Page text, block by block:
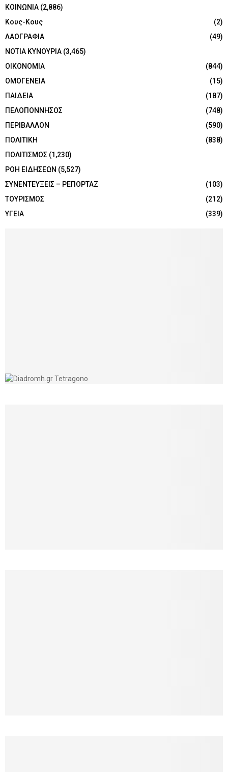
ΚΟΙΝΩΝΙΑ (2,886)
Κους-Κους
(2)
ΛΑΟΓΡΑΦΙΑ
(49)
ΝΟΤΙΑ ΚΥΝΟΥΡΙΑ (3,465)
ΟΙΚΟΝΟΜΙΑ
(844)
ΟΜΟΓΕΝΕΙΑ
(15)
ΠΑΙΔΕΙΑ
(187)
ΠΕΛΟΠΟΝΝΗΣΟΣ
(748)
ΠΕΡΙΒΑΛΛΟΝ
(590)
ΠΟΛΙΤΙΚΗ
(838)
ΠΟΛΙΤΙΣΜΟΣ (1,230)
ΡΟΗ ΕΙΔΗΣΕΩΝ (5,527)
ΣΥΝΕΝΤΕΥΞΕΙΣ – ΡΕΠΟΡΤΑΖ
(103)
ΤΟΥΡΙΣΜΟΣ
(212)
ΥΓΕΙΑ
(339)